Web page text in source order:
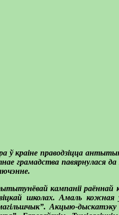
ў краіне праводзіцца
грамадства павярнулася
кампаніі раённай
школах. Амаль
Акцыю-дыскатэку